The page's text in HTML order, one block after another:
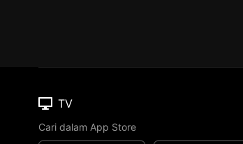
TV
Cari dalam App Store